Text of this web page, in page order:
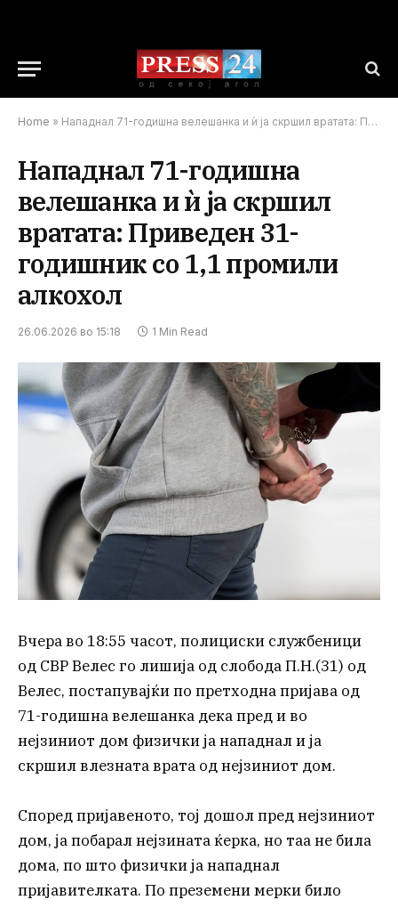
Home » Нападнал 71-годишна велешанка и ѝ ја скршил вратата: Приведен 31-годишник со 1,1 промили алкохол
Нападнал 71-годишна
велешанка и ѝ ја скршил
вратата: Приведен 31-
годишник со 1,1 промили
алкохол
26.06.2026 во 15:18 1 Min Read
Вчера во 18:55 часот, полициски службеници
од СВР Велес го лишија од слобода П.Н.(31) од
Велес, постапувајќи по претходна пријава од
71-годишна велешанка дека пред и во
нејзиниот дом физички ја нападнал и ја
скршил влезната врата од нејзиниот дом.
Според пријавеното, тој дошол пред нејзиниот
дом, ја побарал нејзината ќерка, но таа не била
дома, по што физички ја нападнал
пријавителката. По преземени мерки било